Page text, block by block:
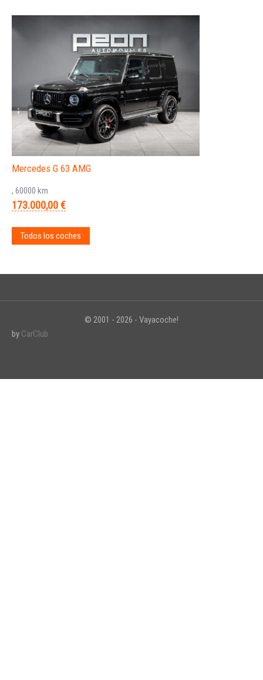
Mercedes G 63 AMG
, 60000 km
173.000,00 €
Todos los coches
© 2001 - 2026 - Vayacoche!
by CarClub